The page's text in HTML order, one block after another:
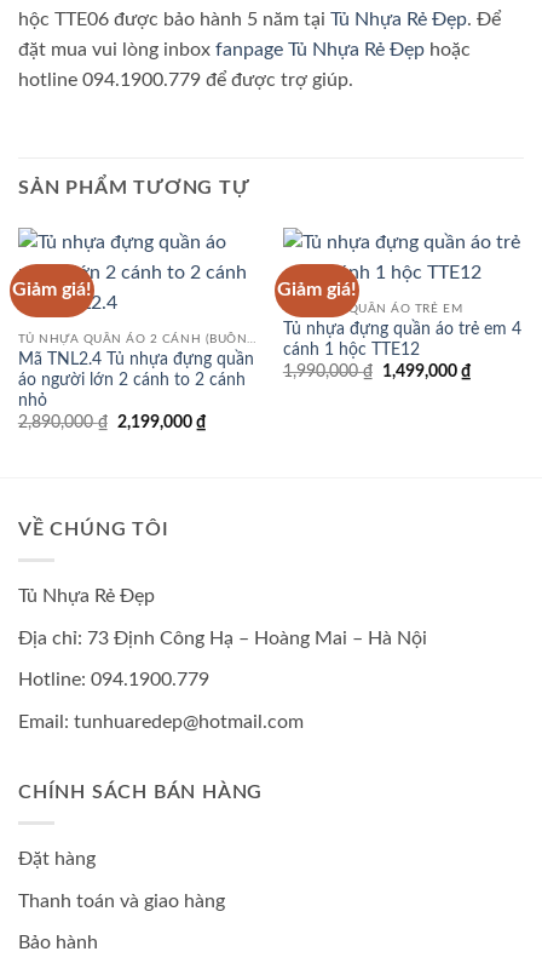
hộc TTE06 được bảo hành 5 năm tại Tủ Nhựa Rẻ Đẹp. Để
đặt mua vui lòng inbox fanpage Tủ Nhựa Rẻ Đẹp hoặc
hotline 094.1900.779 để được trợ giúp.
SẢN PHẨM TƯƠNG TỰ
Giảm giá!
Mã TNL2.4 Tủ nhựa đựng quần
áo người lớn 2 cánh to 2 cánh
nhỏ
2,890,000₫ Giá
2,199,000 ₫Giá
hiện
Giảm giá!
TỦ NHỰA QUẦN ÁO TRẺ EM
Tủ nhựa đựng quần áo trẻ em 4
cánh 1 hộc TTE12
1,990,000₫
Giá
1,499,000 ₫Giá
hiện
VỀ CHÚNG TÔI
Tủ Nhựa Rẻ Đẹp
Địa chỉ: 73 Định Công Hạ – Hoàng Mai – Hà Nội
Hotline: 094.1900.779
Email: tunhuaredep@hotmail.com
CHÍNH SÁCH BÁN HÀNG
Đặt hàng
Thanh toán và giao hàng
Bảo hành